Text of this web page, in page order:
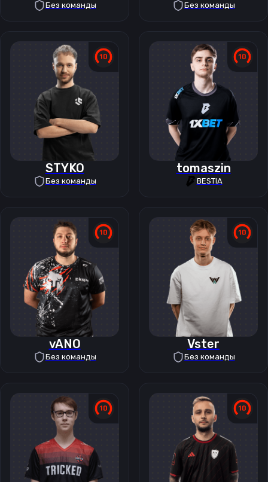
Без команды Без команды
STYKO
Без команды
tomaszin
BESTIA
vANO
Без команды
Vster
Без команды